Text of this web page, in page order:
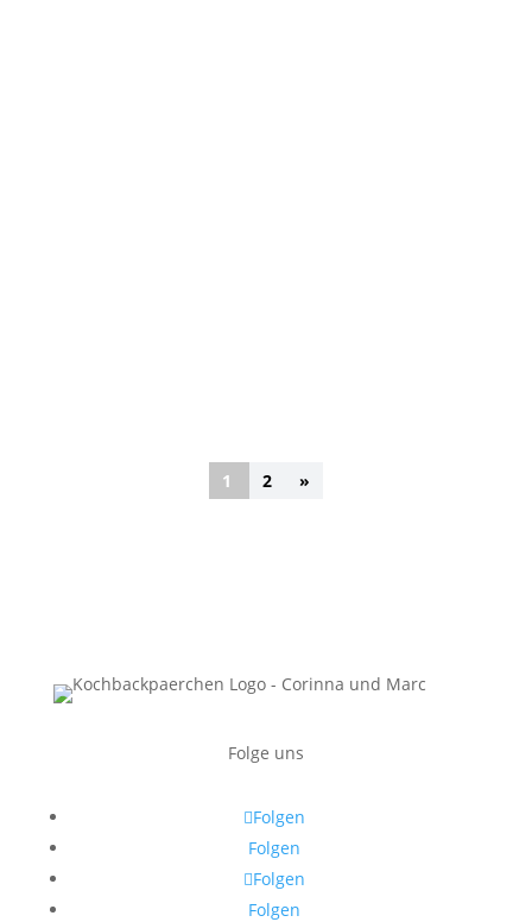
1 2 »
Folge uns
Folgen
Folgen
Folgen
Folgen